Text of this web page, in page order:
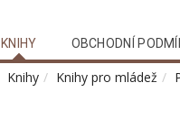
KNIHY OBCHODNÍ
Knihy Knihy pro mládež